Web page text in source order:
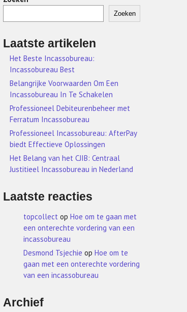
Zoeken
Laatste artikelen
Het Beste Incassobureau:
Incassobureau Best
Belangrijke Voorwaarden Om Een
Incassobureau In Te Schakelen
Professioneel Debiteurenbeheer met
Ferratum Incassobureau
Professioneel Incassobureau: AfterPay
biedt Effectieve Oplossingen
Het Belang van het CJIB: Centraal
Justitieel Incassobureau in Nederland
Laatste reacties
topcollect op Hoe om te gaan met
een onterechte vordering van een
incassobureau
Desmond Tsjechie op Hoe om te
gaan met een onterechte vordering
van een incassobureau
Archief